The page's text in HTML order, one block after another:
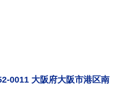
0011 大阪府大阪市港区南